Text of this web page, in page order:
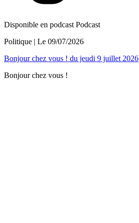
Disponible en podcast Podcast
Politique | Le 09/07/2026
Bonjour chez vous ! du jeudi 9 juillet 2026
Bonjour chez vous !